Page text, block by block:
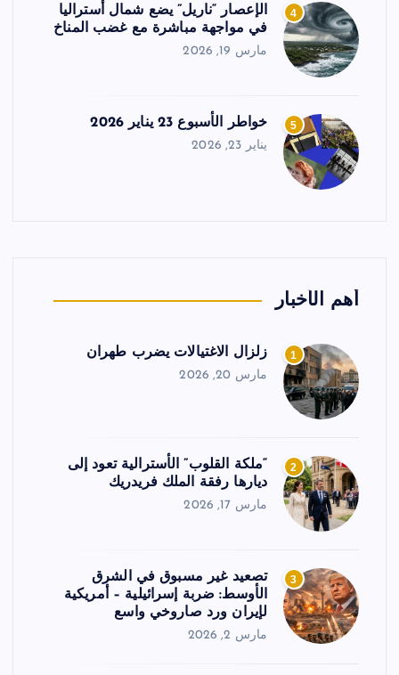
4
الإعصار “ناريل” يضع شمال أستراليا
في مواجهة مباشرة مع غضب المناخ
مارس 19, 2026
5 خواطر الأسبوع 23 يناير 2026
يناير 23, 2026
أهم الأخبار
1 زلزال الاغتيالات يضرب طهران
مارس 20, 2026
2
“ملكة القلوب” الأسترالية تعود إلى
ديارها رفقة الملك فريدريك
مارس 17, 2026
3
تصعيد غير مسبوق في الشرق
الأوسط: ضربة إسرائيلية – أمريكية
لإيران ورد صاروخي واسع
مارس 2, 2026